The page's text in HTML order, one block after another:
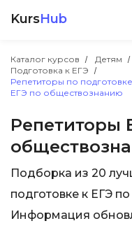
KursHub
Каталог курсов
Детям
Подготовка к ЕГЭ
Репетиторы по
ЕГЭ по обществознанию
Репетиторы
Подборка из 20
подготовке к ЕГЭ
Информация
Разработка
Маркетинг